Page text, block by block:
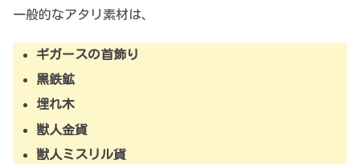
一般的なアタリ素材は、
ギガースの首飾り
黒鉄鉱
埋れ木
獣人金貨
獣人ミスリル貨